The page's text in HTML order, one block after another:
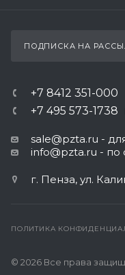
ПОДПИСКА НА
+7 8412 351-000
+7 495 573-1738
sale@pzta.ru -
info@pzta.ru - по
г. Пенза, ул.
ПОЛИТИКА
© 2026 Все права